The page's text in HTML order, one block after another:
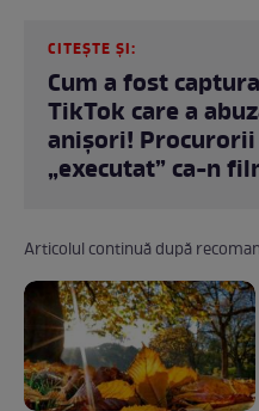
CITEȘTE ȘI:
Cum a fost
TikTok care a
anișori! Procurorii
„executat” ca-n
Articolul continuă după